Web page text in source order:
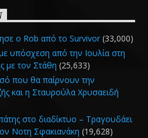
ο Rob από το Survivor (33,000)
υπόσχεση από την Ιουλία στη
με τον Στάθη (25,633)
που θα παίρνουν την
και η Σταυρούλα Χρυσαειδή
στο διαδίκτυο – Τραγουδάει
Νοτη Σφακιανάκη (19,628)